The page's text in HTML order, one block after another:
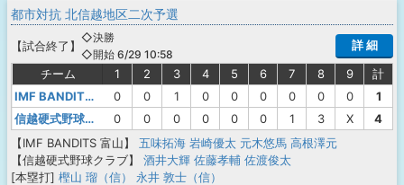
都市対抗 北信越地区二次予選
【試合終了 】
◇決勝
◇開始 6/29 10:58
詳 細
チーム 1 2 3 4 5 6 7 8 9
計
IMF BANDITS 富山
0 0 1 0 0 0 0 0 0
1
信越硬式野球クラブ
0 0 0 0 0 0 1 3 X
4
【IMF BANDITS 富山】
五味拓海 岩崎優太 元木悠馬 高根澤元
【信越硬式野球クラブ】
酒井大輝 佐藤孝輔 佐渡俊太
[本塁打] 樫山 瑠（信） 永井 敦士（信）